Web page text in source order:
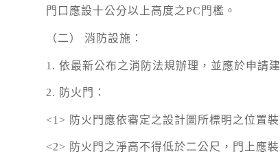
門口應設十公分以上高度之PC門檻。
（二） 消防設施：
1. 依最新公布之消防法規辦理，並應於申請
2. 防火門：
<1> 防火門應依審定之設計圖所標明之位置裝
<2> 防火門之淨高不得低於二公尺，門上應